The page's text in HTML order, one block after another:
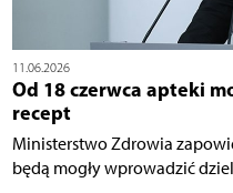
11.06.2026
Od 18 czerwca apteki
recept
Ministerstwo Zdrowia
będą mogły wprowadzić